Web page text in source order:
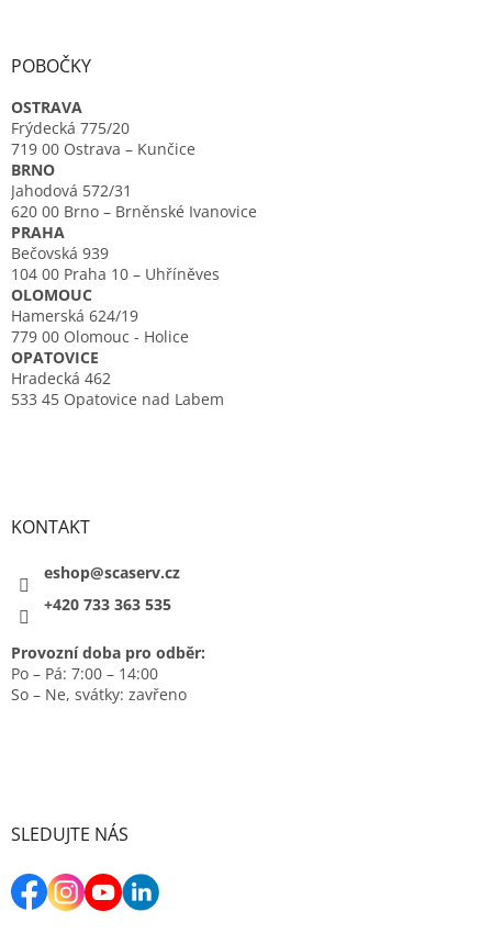
POBOČKY
OSTRAVA
Frýdecká 775/20
719 00 Ostrava – Kunčice
BRNO
Jahodová 572/31
620 00 Brno – Brněnské Ivanovice
PRAHA
Bečovská 939
104 00 Praha 10 – Uhříněves
OLOMOUC
Hamerská 624/19
779 00 Olomouc - Holice
OPATOVICE
Hradecká 462
533 45 Opatovice nad Labem
KONTAKT
eshop@scaserv.cz
+420 733 363 535
Provozní doba pro odběr:
Po – Pá: 7:00 – 14:00
So – Ne, svátky: zavřeno
SLEDUJTE NÁS